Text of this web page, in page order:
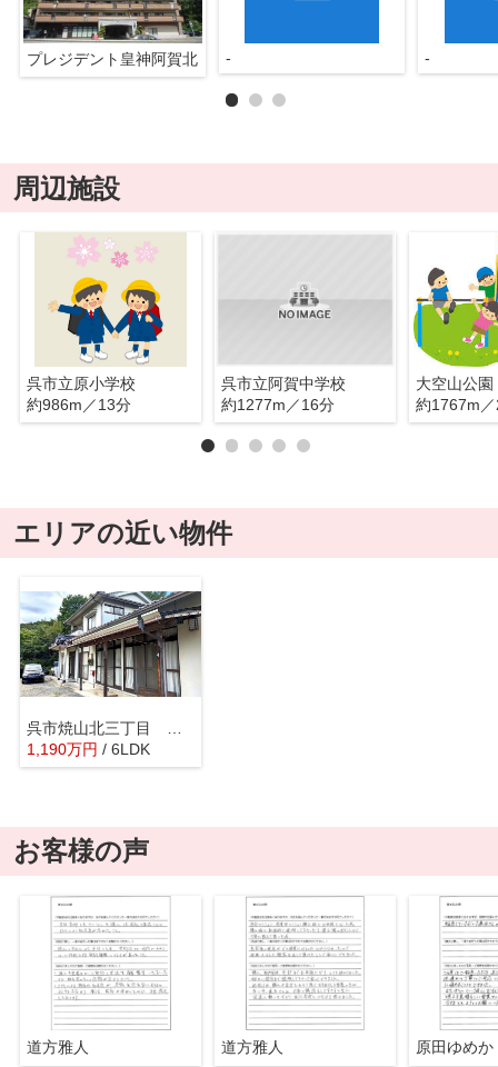
プレジデント皇神阿賀北 - -
周辺施設
呉市立原小学校
約986m／13分
呉市立阿賀中学校
約1277m／16分
大空山公園
約1767m
エリアの近い物件
1,190万円 / 6LDK
お客様の声
道方雅人 道方雅人 原田ゆめか